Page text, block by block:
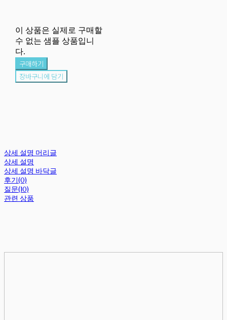
이 상품은 실제로 구매할
수 없는 샘플 상품입니
다.
구매하기
장바구니에 담기
상세 설명 머리글
상세 설명
상세 설명 바닥글
후기(0)
질문(10)
관련 상품